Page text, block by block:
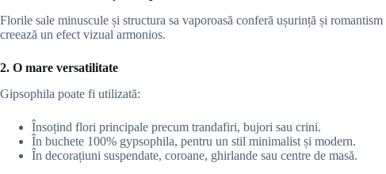
Florile sale minuscule și structura sa vaporoasă conferă ușurință și
creează un efect vizual armonios.
2. O mare versatilitate
Gipsophila poate fi utilizată:
Însoțind flori principale precum trandafiri, bujori sau crini.
În buchete 100% gypsophila, pentru un stil minimalist și modern.
În decorațiuni suspendate, coroane, ghirlande sau centre de masă.